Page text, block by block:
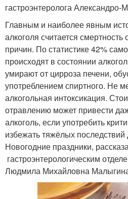
гастроэнтеролога
Главным и наиболее явным
алкоголя считается
причин. По статистике 42%
происходят в состоянии
умирают от цирроза печени,
употреблением спиртного. Не
алкогольная интоксикация.
отравлению может привести
алкоголь, если употребить
избежать тяжёлых последствий
Новогодние праздники,
гастроэнтерологическим
Людмила Михайловна